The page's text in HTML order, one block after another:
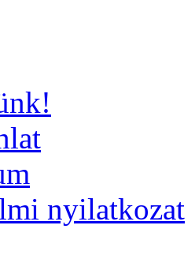
nyilatkozat